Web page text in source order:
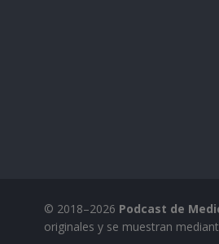
© 2018–2026 Podcast de
originales y se muestran